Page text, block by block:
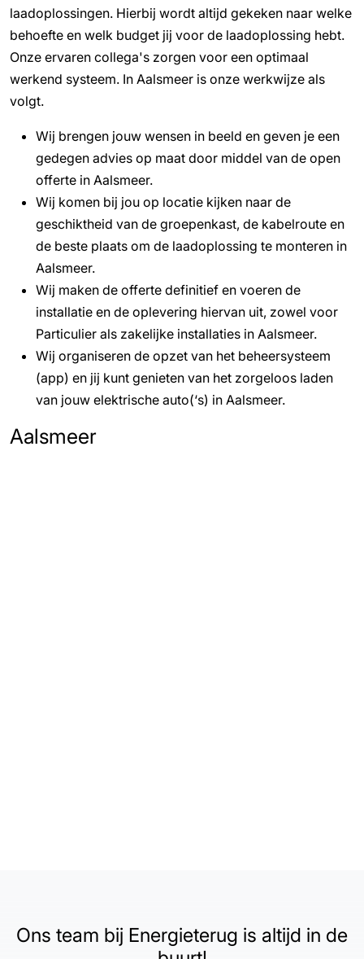
laadoplossingen. Hierbij wordt altijd gekeken naar welke
behoefte en welk budget jij voor de laadoplossing hebt.
Onze ervaren collega's zorgen voor een optimaal
werkend systeem. In Aalsmeer is onze werkwijze als
volgt.
Wij brengen jouw wensen in beeld en geven je een
gedegen advies op maat door middel van de open
offerte in Aalsmeer.
Wij komen bij jou op locatie kijken naar de
geschiktheid van de groepenkast, de kabelroute en
de beste plaats om de laadoplossing te monteren in
Aalsmeer.
Wij maken de offerte definitief en voeren de
installatie en de oplevering hiervan uit, zowel voor
Particulier als zakelijke installaties in Aalsmeer.
Wij organiseren de opzet van het beheersysteem
(app) en jij kunt genieten van het zorgeloos laden
van jouw elektrische auto(‘s) in Aalsmeer.
Aalsmeer
Ons team bij Energieterug is altijd in de